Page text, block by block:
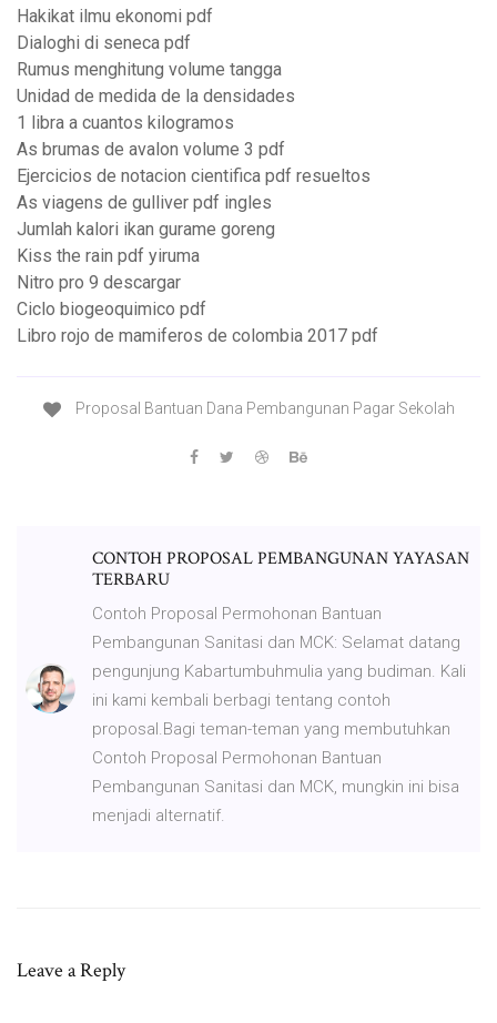
Hakikat ilmu ekonomi pdf
Dialoghi di seneca pdf
Rumus menghitung volume tangga
Unidad de medida de la densidades
1 libra a cuantos kilogramos
As brumas de avalon volume 3 pdf
Ejercicios de notacion cientifica pdf resueltos
As viagens de gulliver pdf ingles
Jumlah kalori ikan gurame goreng
Kiss the rain pdf yiruma
Nitro pro 9 descargar
Ciclo biogeoquimico pdf
Libro rojo de mamiferos de colombia 2017 pdf
Proposal Bantuan Dana Pembangunan Pagar Sekolah
CONTOH PROPOSAL PEMBANGUNAN YAYASAN
TERBARU
Contoh Proposal Permohonan Bantuan
Pembangunan Sanitasi dan MCK: Selamat datang
pengunjung Kabartumbuhmulia yang budiman. Kali
ini kami kembali berbagi tentang contoh
proposal.Bagi teman-teman yang membutuhkan
Contoh Proposal Permohonan Bantuan
Pembangunan Sanitasi dan MCK, mungkin ini bisa
menjadi alternatif.
Leave a Reply